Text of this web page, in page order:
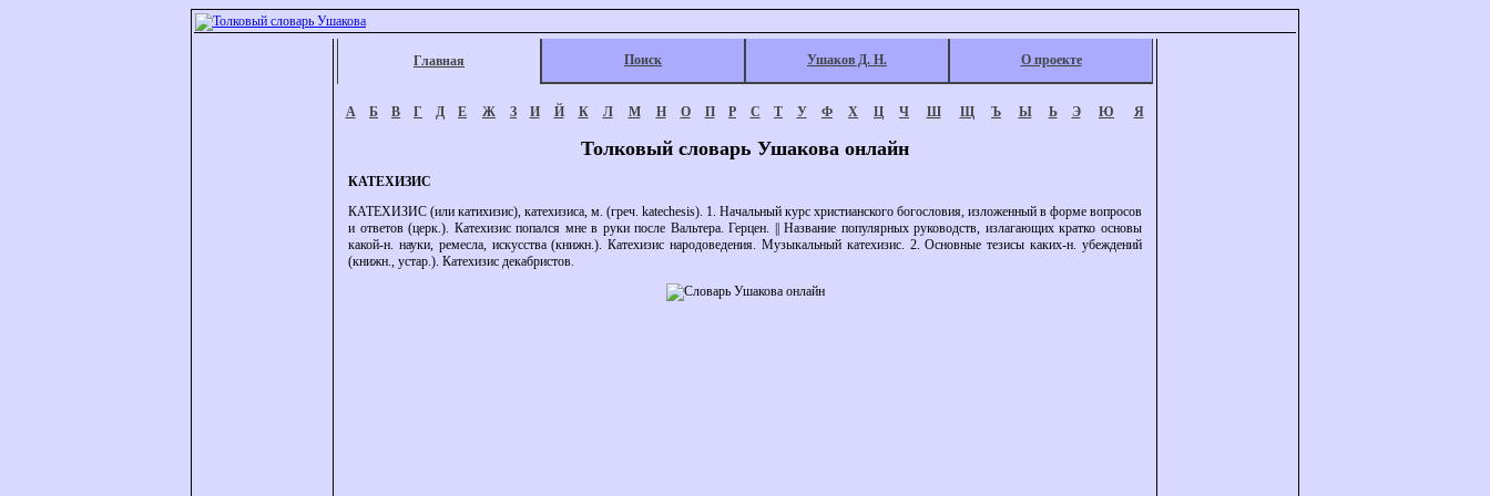
Главная Поиск Ушаков Д. Н. О проекте
А Б В Г Д Е Ж З И Й К Л М Н О П Р С Т У Ф Х Ц Ч Ш Щ Ъ Ы Ь Э Ю Я
Толковый словарь Ушакова онлайн
КАТЕХИЗИС
КАТЕХИЗИС (или катихизис), катехизиса, м. (греч. katechesis). 1. Начальный курс христианского богословия, изложенный в форме вопросов
и ответов (церк.). Катехизис попался мне в руки после Вальтера. Герцен. || Название популярных руководств, излагающих кратко основы
какой-н. науки, ремесла, искусства (книжн.). Катехизис народоведения. Музыкальный катехизис. 2. Основные тезисы каких-н. убеждений
(книжн., устар.). Катехизис декабристов.